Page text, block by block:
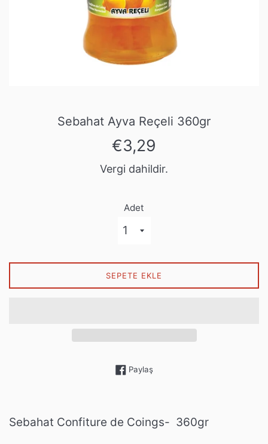
Sebahat Ayva Reçeli 360gr
Normal
fiyat
€3,29
Vergi dahildir.
Adet
SEPETE EKLE
PaylaşFacebook'ta paylaş
Sebahat Confiture de Coings- 360gr